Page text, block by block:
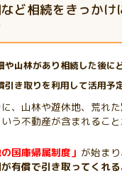
ど相続をきっかけ
や山林があり相続した後に
引き取りを利用して活用予
、山林や遊休地、荒れ
いう不動産が含まれること
国庫帰属制度」 が始ま
有償で引き取ってくれ